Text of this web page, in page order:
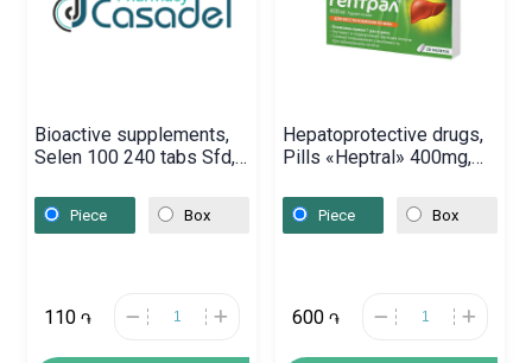
Bioactive supplements,
Selen 100 240 tabs Sfd,
Piece Box
110 ֏
Hepatoprotective drugs,
Pills «Heptral» 400mg,
Piece Box
600 ֏